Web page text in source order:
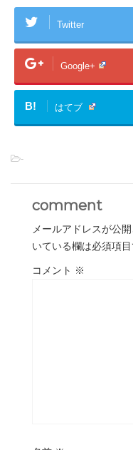
Twitter
Google+
B! はてブ
-
comment
メールアドレスが公
いている欄は必須項
コメント ※